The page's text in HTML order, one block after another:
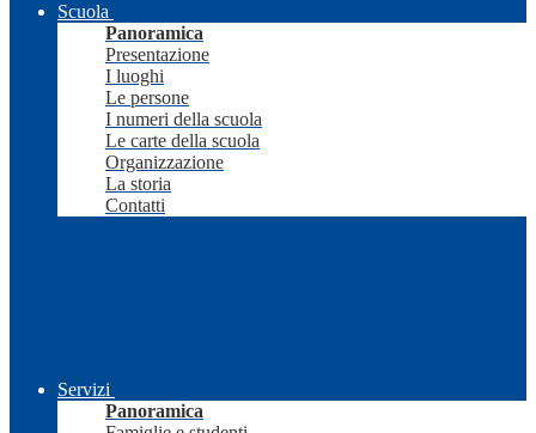
Scuola
Panoramica
Presentazione
I luoghi
Le persone
I numeri della scuola
Le carte della scuola
Organizzazione
La storia
Contatti
Servizi
Panoramica